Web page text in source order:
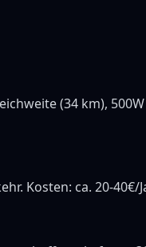
(34 km),
Kosten: ca. 20-40€/